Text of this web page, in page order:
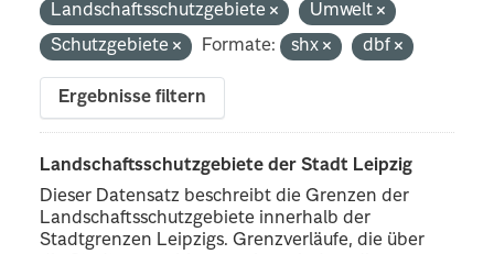
Landschaftsschutzgebiete
Umwelt
Schutzgebiete
Formate: shx dbf
Ergebnisse filtern
Landschaftsschutzgebiete der Stadt Leipzig
Dieser Datensatz beschreibt die Grenzen der
Landschaftsschutzgebiete innerhalb der
Stadtgrenzen Leipzigs. Grenzverläufe, die über